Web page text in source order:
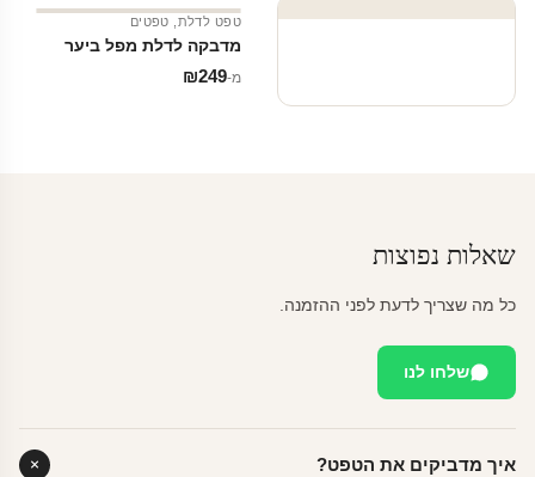
טפט לדלת טפטים
מדבקה לדלת מפל ביער
מ‑ ₪249
שאלות נפוצות
כל מה שצריך לדעת לפני ההזמנה.
שלחו לנו
איך מדביקים את הטפט?